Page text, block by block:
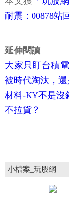
耐震：00878站
延伸閱讀
大家只盯台積
被時代淘汰，還
材料-KY不是沒
不拉貨？
小檔案_玩股網